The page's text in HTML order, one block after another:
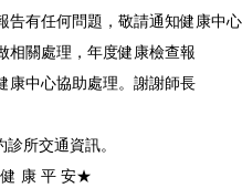
告有任何問題，敬請通知健康中心
相關處理，年度健康檢查報
康中心協助處理。謝謝師長
所交通資訊。
康 平 安★